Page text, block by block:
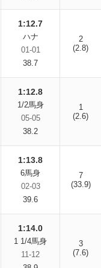
1:12.7
ハナ
01-01
38.7
2
(2.8)
1:12.8
1/2馬身
05-05
38.2
1
(2.6)
1:13.8
6馬身
02-03
39.6
7
(33.9)
1:14.0
1 1/4馬身
11-12
3
(7.6)